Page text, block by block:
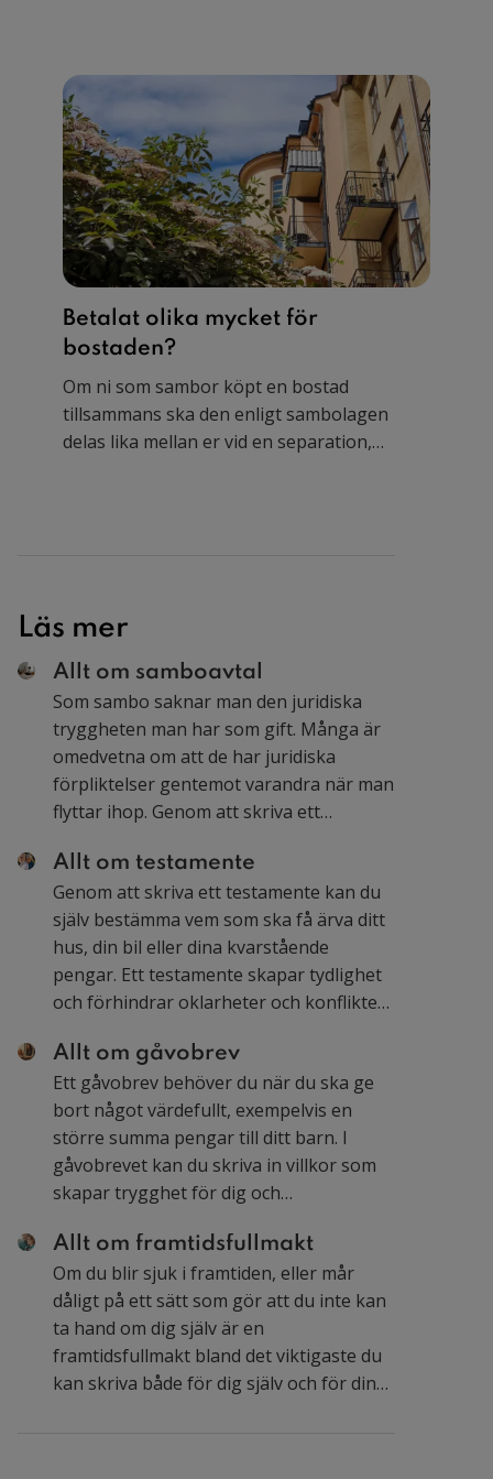
Betalat olika mycket för
bostaden?
Om ni som sambor köpt en bostad
tillsammans ska den enligt sambolagen
delas lika mellan er vid en separation,
Läs mer
Allt om samboavtal
Som sambo saknar man den juridiska
tryggheten man har som gift. Många är
omedvetna om att de har juridiska
förpliktelser gentemot varandra när man
flyttar ihop. Genom att skriva ett
dig själv och din partner och undviker
onödiga konflikter i samband med en
eventuell separation. Här kan du läsa vad
som är viktigt att tänka på!
Allt om testamente
Genom att skriva ett testamente kan du
själv bestämma vem som ska få ärva ditt
hus, din bil eller dina kvarstående
pengar. Ett testamente skapar tydlighet
och förhindrar oklarheter och konflikter i
vanligaste frågorna våra jurister får om
testamenten.
Allt om gåvobrev
Ett gåvobrev behöver du när du ska ge
bort något värdefullt, exempelvis en
större summa pengar till ditt barn. I
gåvobrevet kan du skriva in villkor som
skapar trygghet för dig och
Allt om framtidsfullmakt
Om du blir sjuk i framtiden, eller mår
dåligt på ett sätt som gör att du inte kan
ta hand om dig själv är en
framtidsfullmakt bland det viktigaste du
kan skriva både för dig själv och för dina